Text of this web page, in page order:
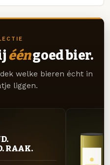
ééngoed bier.
welke bieren écht in
liggen.
RAAK.